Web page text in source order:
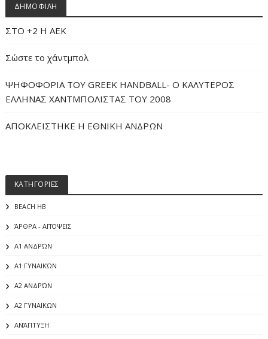
ΔΗΜΟΦΙΛΗ
ΣΤΟ +2 Η ΑΕΚ
Σώστε το χάντμπολ
ΨΗΦΟΦΟΡΙΑ ΤΟΥ GREEK HANDBALL- O ΚΑΛΥΤΕΡΟΣ
ΕΛΛΗΝΑΣ ΧΑΝΤΜΠΟΛΙΣΤΑΣ ΤΟΥ 2008
ΑΠΟΚΛΕΙΣΤΗΚΕ Η ΕΘΝΙΚΗ ΑΝΔΡΩΝ
ΚΑΤΗΓΟΡΙΕΣ
BEACH HB
ΆΡΘΡΑ - ΑΠΌΨΕΙΣ
Α1 ΑΝΔΡΏΝ
Α1 ΓΥΝΑΙΚΏΝ
Α2 ΑΝΔΡΏΝ
Α2 ΓΥΝΑΙΚΩΝ
ΑΝΆΠΤΥΞΗ